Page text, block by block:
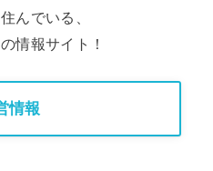
んでいる、
情報サイト！
情報